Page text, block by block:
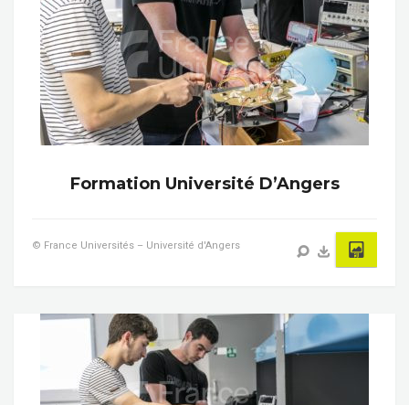
Formation Université D’Angers
© France Universités – Université d'Angers